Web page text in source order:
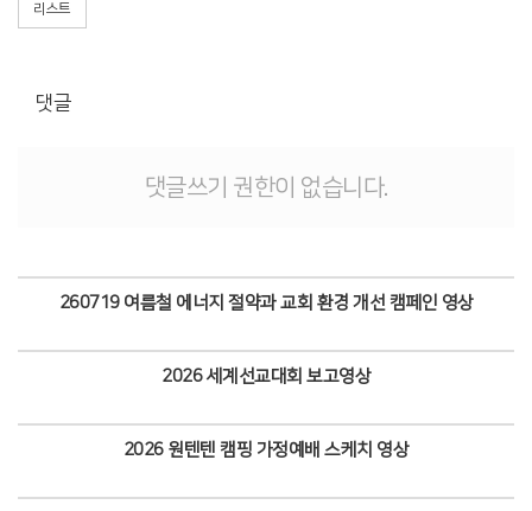
리스트
댓글
댓글쓰기 권한이 없습니다.
260719 여름철 에너지 절약과 교회 환경 개선 캠페인 영상
2026 세계선교대회 보고영상
2026 원텐텐 캠핑 가정예배 스케치 영상